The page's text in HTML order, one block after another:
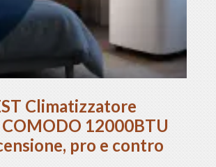
Climatizzatore
12000BTU
pro e contro